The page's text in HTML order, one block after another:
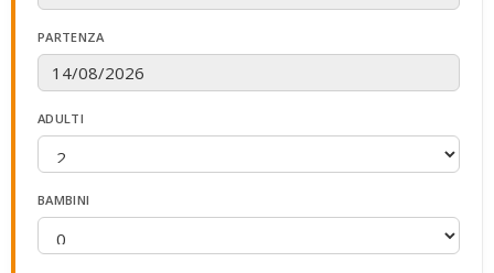
PARTENZA
ADULTI
BAMBINI